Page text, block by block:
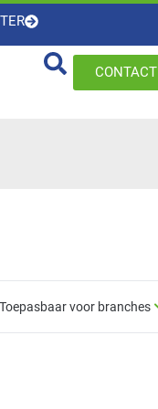
CONTACT
Toepasbaar voor branches